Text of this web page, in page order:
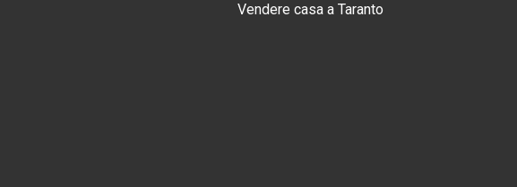
Vendere casa a Taranto